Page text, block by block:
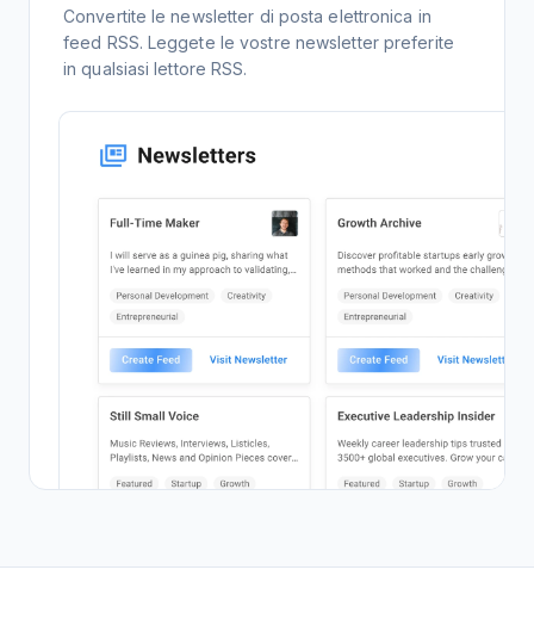
Convertite le newsletter di posta elettronica in
feed RSS. Leggete le vostre newsletter preferite
in qualsiasi lettore RSS.